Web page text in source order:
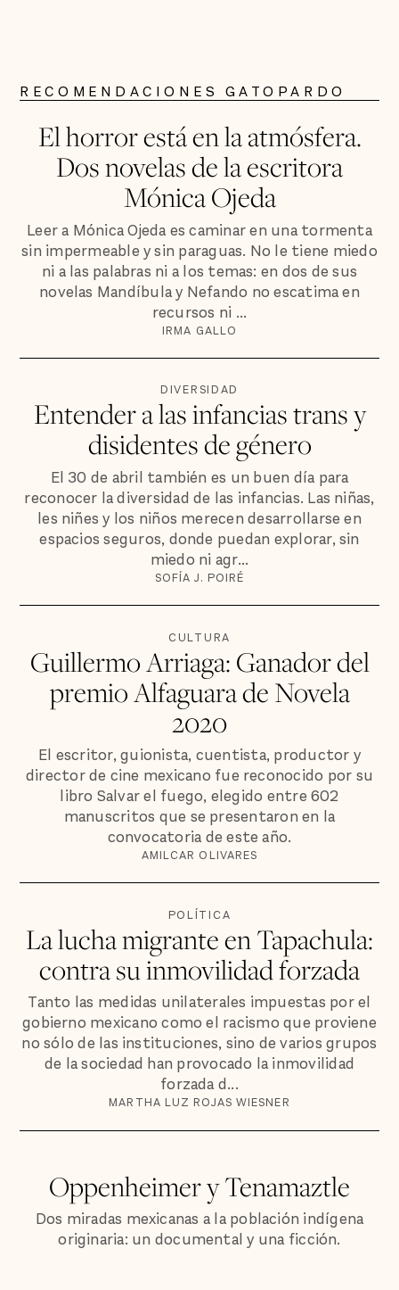
RECOMENDACIONES GATOPARDO
El horror está en la atmósfera.
Dos novelas de la escritora
Mónica Ojeda
Leer a Mónica Ojeda es caminar en una tormenta
sin impermeable y sin paraguas. No le tiene miedo
ni a las palabras ni a los temas: en dos de sus
novelas Mandíbula y Nefando no escatima en
recursos ni ...
IRMA GALLO
DIVERSIDAD
Entender a las infancias trans y
disidentes de género
El 30 de abril también es un buen día para
reconocer la diversidad de las infancias. Las niñas,
les niñes y los niños merecen desarrollarse en
espacios seguros, donde puedan explorar, sin
miedo ni agr...
SOFÍA J. POIRÉ
CULTURA
Guillermo Arriaga: Ganador del
premio Alfaguara de Novela
2020
El escritor, guionista, cuentista, productor y
director de cine mexicano fue reconocido por su
libro Salvar el fuego, elegido entre 602
manuscritos que se presentaron en la
convocatoria de este año.
AMILCAR OLIVARES
POLÍTICA
La lucha migrante en Tapachula:
contra su inmovilidad forzada
Tanto las medidas unilaterales impuestas por el
gobierno mexicano como el racismo que proviene
no sólo de las instituciones, sino de varios grupos
de la sociedad han provocado la inmovilidad
forzada d...
MARTHA LUZ ROJAS WIESNER
Oppenheimer y Tenamaztle
Dos miradas mexicanas a la población indígena
originaria: un documental y una ficción.